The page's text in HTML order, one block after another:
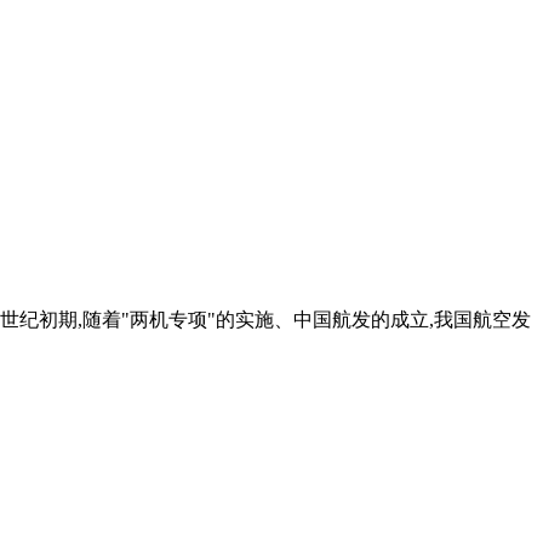
纪初期,随着"两机专项"的实施、中国航发的成立,我国航空发